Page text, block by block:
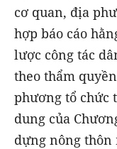
cơ quan, địa
hợp báo cáo
lược công tác
theo thẩm
phương tổ chức
dung của
dựng nông thôn